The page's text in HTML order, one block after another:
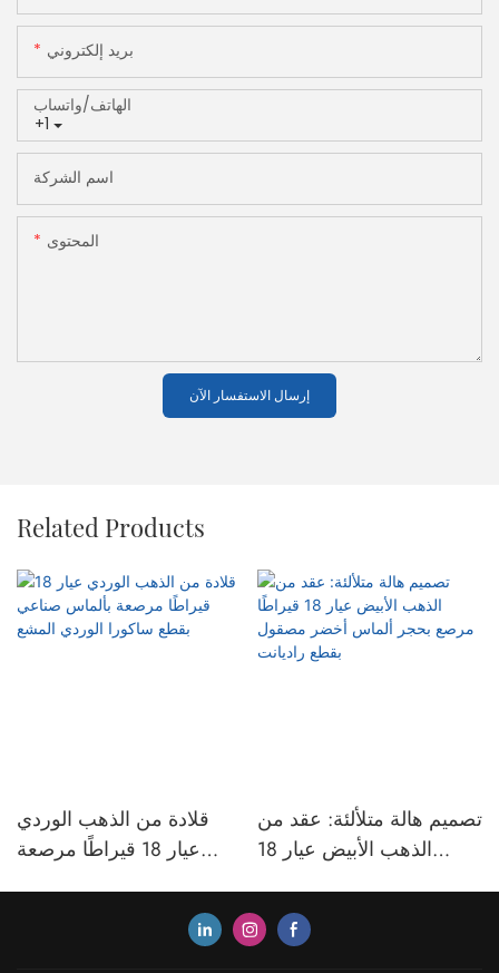
بريد إلكتروني
+1
الهاتف/واتساب
اسم الشركة
المحتوى
إرسال الاستفسار الآن
Related Products
قلادة من الذهب الوردي
عيار 18 قيراطًا مرصعة
تصميم هالة متلألئة: عقد من
الذهب الأبيض عيار 18
أخضر مصقول بقطع
راديانت